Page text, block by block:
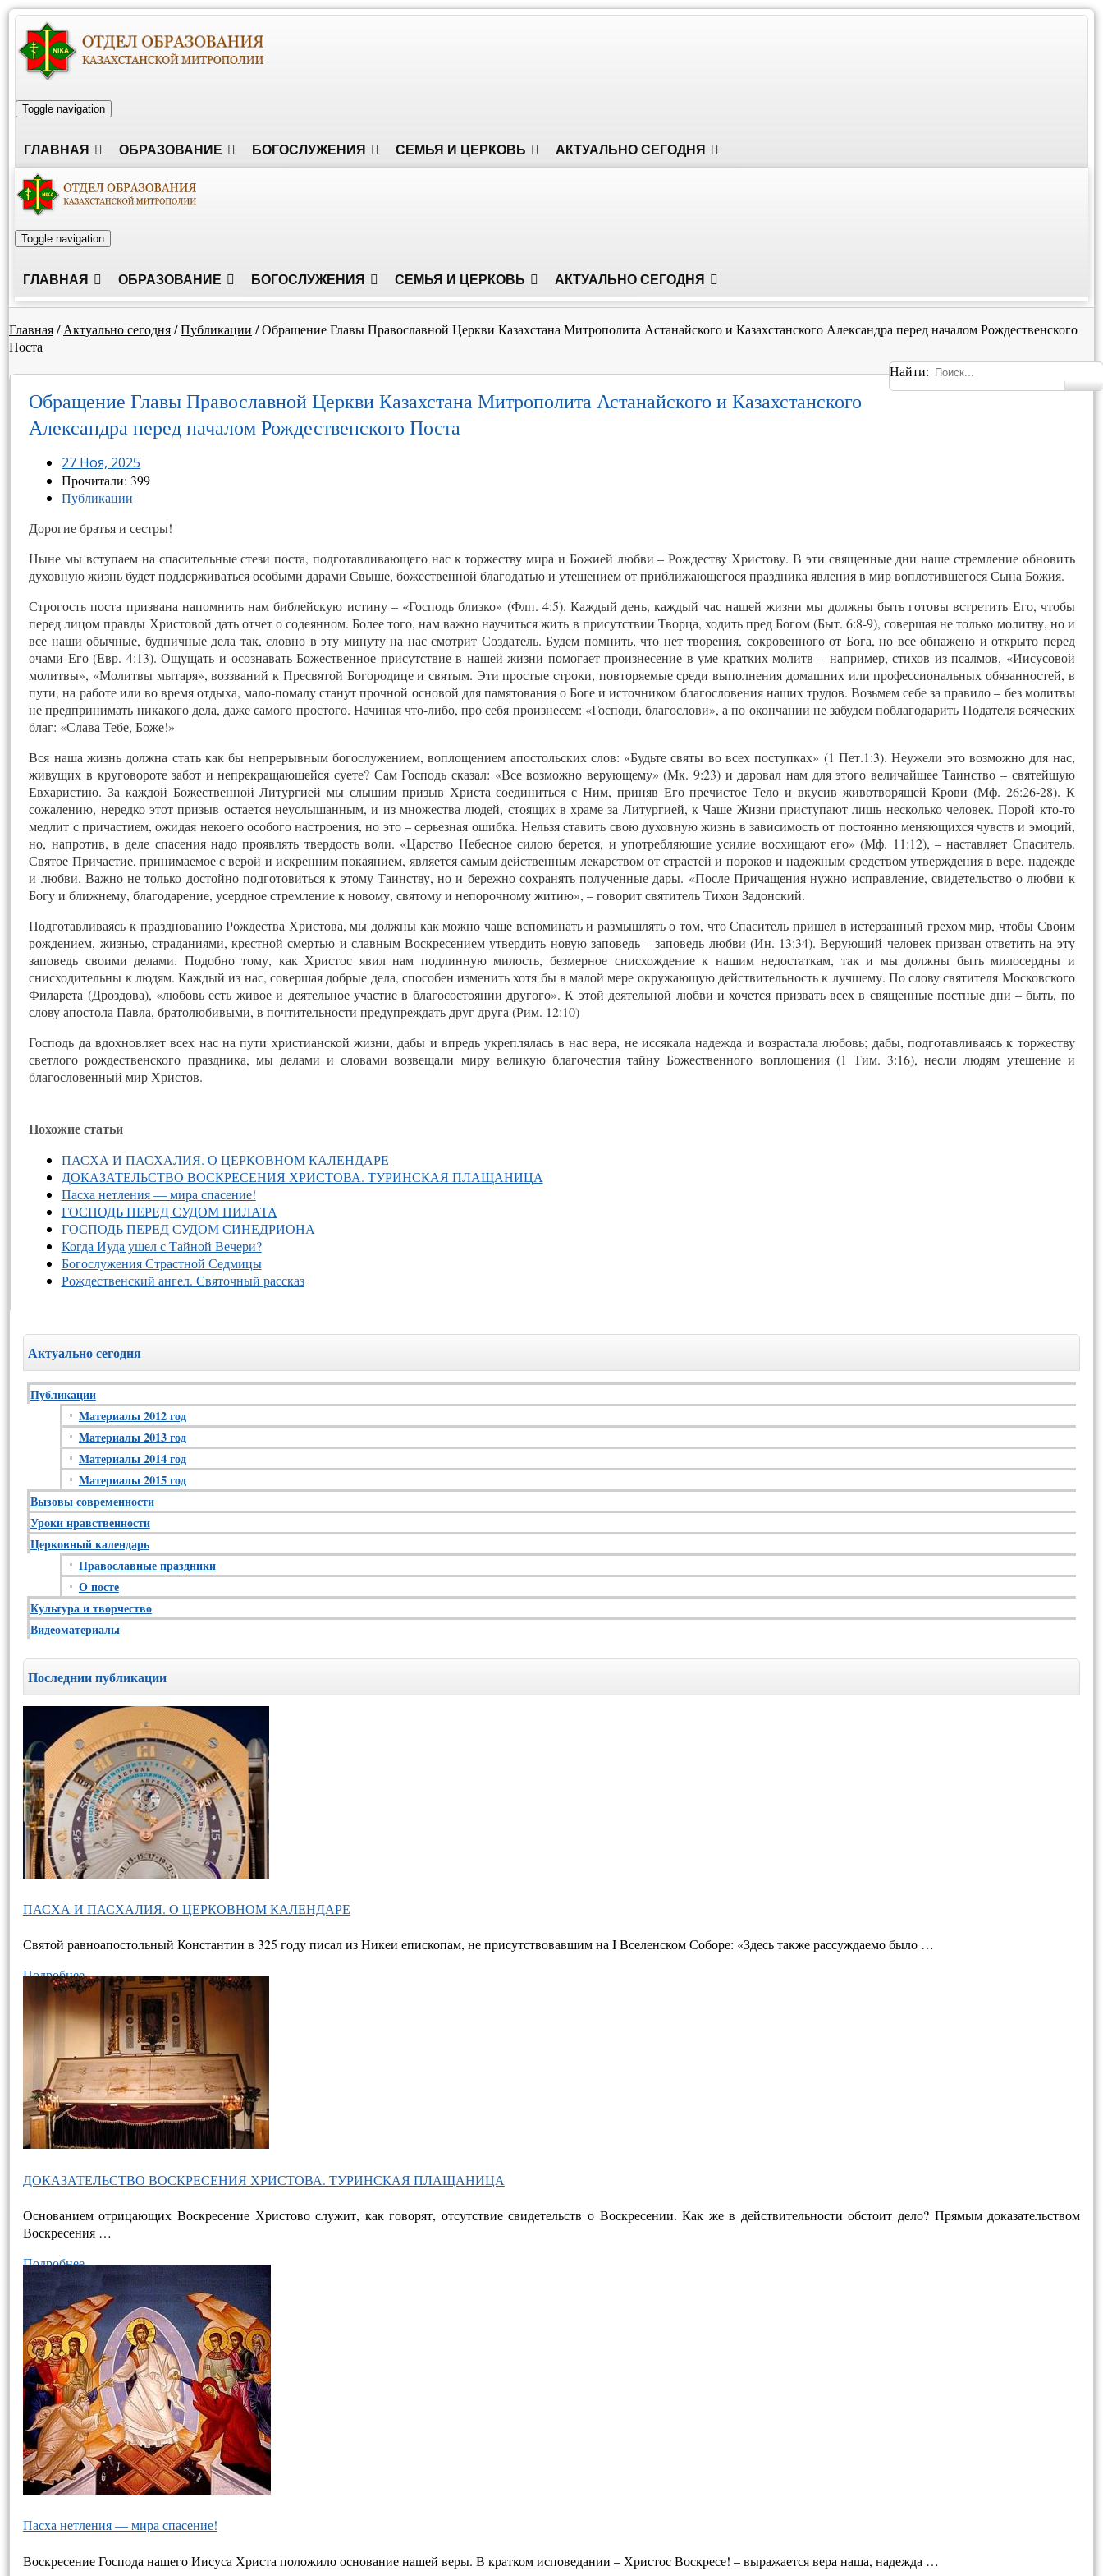
Toggle navigation
ГЛАВНАЯ ОБРАЗОВАНИЕ БОГОСЛУЖЕНИЯ СЕМЬЯ И ЦЕРКОВЬ АКТУАЛЬНО СЕГОДНЯ
Toggle navigation
ГЛАВНАЯ ОБРАЗОВАНИЕ БОГОСЛУЖЕНИЯ СЕМЬЯ И ЦЕРКОВЬ АКТУАЛЬНО СЕГОДНЯ
Главная/ Актуально сегодня/Публикации /Обращение Главы Православной Церкви Казахстана Митрополита Астанайского и Казахстанского Александра перед началом Рождественского
Поста
Найти:
Обращение Главы Православной Церкви Казахстана Митрополита Астанайского и Казахстанского
Александра перед началом Рождественского Поста
27 Ноя, 2025
Прочитали: 399
Публикации
Дорогие братья и сестры!
Ныне мы вступаем на спасительные стези поста, подготавливающего нас к торжеству мира и Божией любви – Рождеству Христову. В эти священные дни наше стремление обновить
духовную жизнь будет поддерживаться особыми дарами Свыше, божественной благодатью и утешением от приближающегося праздника явления в мир воплотившегося Сына Божия.
Строгость поста призвана напомнить нам библейскую истину – «Господь близко» (Флп. 4:5). Каждый день, каждый час нашей жизни мы должны быть готовы встретить Его, чтобы
перед лицом правды Христовой дать отчет о содеянном. Более того, нам важно научиться жить в присутствии Творца, ходить пред Богом (Быт. 6:8-9), совершая не только молитву, но и
все наши обычные, будничные дела так, словно в эту минуту на нас смотрит Создатель. Будем помнить, что нет творения, сокровенного от Бога, но все обнажено и открыто перед
очами Его (Евр. 4:13). Ощущать и осознавать Божественное присутствие в нашей жизни помогает произнесение в уме кратких молитв – например, стихов из псалмов, «Иисусовой
молитвы», «Молитвы мытаря», воззваний к Пресвятой Богородице и святым. Эти простые строки, повторяемые среди выполнения домашних или профессиональных обязанностей, в
пути, на работе или во время отдыха, мало-помалу станут прочной основой для памятования о Боге и источником благословения наших трудов. Возьмем себе за правило – без молитвы
не предпринимать никакого дела, даже самого простого. Начиная что-либо, про себя произнесем: «Господи, благослови», а по окончании не забудем поблагодарить Подателя всяческих
благ: «Слава Тебе, Боже!»
Вся наша жизнь должна стать как бы непрерывным богослужением, воплощением апостольских слов: «Будьте святы во всех поступках» (1 Пет.1:3). Неужели это возможно для нас,
живущих в круговороте забот и непрекращающейся суете? Сам Господь сказал: «Все возможно верующему» (Мк. 9:23) и даровал нам для этого величайшее Таинство – святейшую
Евхаристию. За каждой Божественной Литургией мы слышим призыв Христа соединиться с Ним, приняв Его пречистое Тело и вкусив животворящей Крови (Мф. 26:26-28). К
сожалению, нередко этот призыв остается неуслышанным, и из множества людей, стоящих в храме за Литургией, к Чаше Жизни приступают лишь несколько человек. Порой кто-то
медлит с причастием, ожидая некоего особого настроения, но это – серьезная ошибка. Нельзя ставить свою духовную жизнь в зависимость от постоянно меняющихся чувств и эмоций,
но, напротив, в деле спасения надо проявлять твердость воли. «Царство Небесное силою берется, и употребляющие усилие восхищают его» (Мф. 11:12), – наставляет Спаситель.
Святое Причастие, принимаемое с верой и искренним покаянием, является самым действенным лекарством от страстей и пороков и надежным средством утверждения в вере, надежде
и любви. Важно не только достойно подготовиться к этому Таинству, но и бережно сохранять полученные дары. «После Причащения нужно исправление, свидетельство о любви к
Богу и ближнему, благодарение, усердное стремление к новому, святому и непорочному житию», – говорит святитель Тихон Задонский.
Подготавливаясь к празднованию Рождества Христова, мы должны как можно чаще вспоминать и размышлять о том, что Спаситель пришел в истерзанный грехом мир, чтобы Своим
рождением, жизнью, страданиями, крестной смертью и славным Воскресением утвердить новую заповедь – заповедь любви (Ин. 13:34). Верующий человек призван ответить на эту
заповедь своими делами. Подобно тому, как Христос явил нам подлинную милость, безмерное снисхождение к нашим недостаткам, так и мы должны быть милосердны и
снисходительны к людям. Каждый из нас, совершая добрые дела, способен изменить хотя бы в малой мере окружающую действительность к лучшему. По слову святителя Московского
Филарета (Дроздова), «любовь есть живое и деятельное участие в благосостоянии другого». К этой деятельной любви и хочется призвать всех в священные постные дни – быть, по
слову апостола Павла, братолюбивыми, в почтительности предупреждать друг друга (Рим. 12:10)
Господь да вдохновляет всех нас на пути христианской жизни, дабы и впредь укреплялась в нас вера, не иссякала надежда и возрастала любовь; дабы, подготавливаясь к торжеству
светлого рождественского праздника, мы делами и словами возвещали миру великую благочестия тайну Божественного воплощения (1 Тим. 3:16), несли людям утешение и
благословенный мир Христов.
Похожие статьи
ПАСХА И ПАСХАЛИЯ. О ЦЕРКОВНОМ КАЛЕНДАРЕ
ДОКАЗАТЕЛЬСТВО ВОСКРЕСЕНИЯ ХРИСТОВА. ТУРИНСКАЯ ПЛАЩАНИЦА
Пасха нетления — мира спасение!
ГОСПОДЬ ПЕРЕД СУДОМ ПИЛАТА
ГОСПОДЬ ПЕРЕД СУДОМ СИНЕДРИОНА
Когда Иуда ушел с Тайной Вечери?
Богослужения Страстной Седмицы
Рождественский ангел. Святочный рассказ
Актуально сегодня
Публикации
Материалы 2012 год
Материалы 2013 год
Материалы 2014 год
Материалы 2015 год
Вызовы современности
Уроки нравственности
Церковный календарь
Православные праздники
О посте
Культура и творчество
Видеоматериалы
Последнии публикации
ПАСХА И ПАСХАЛИЯ. О ЦЕРКОВНОМ КАЛЕНДАРЕ
Святой равноапостольный Константин в 325 году писал из Никеи епископам, не присутствовавшим на I Вселенском Соборе: «Здесь также рассуждаемо было …
Подробнее…
ДОКАЗАТЕЛЬСТВО ВОСКРЕСЕНИЯ ХРИСТОВА. ТУРИНСКАЯ ПЛАЩАНИЦА
Основанием отрицающих Воскресение Христово служит, как говорят, отсутствие свидетельств о Воскресении. Как же в действительно­сти обстоит дело? Прямым доказательством
Воскресения …
Подробнее…
Пасха нетления — мира спасение!
Воскресение Господа нашего Иисуса Христа положило основание нашей веры. В кратком исповедании – Христос Воскресе! – выража­ется вера наша, надежда …